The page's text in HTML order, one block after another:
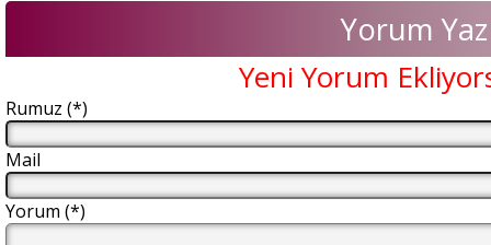
Yorum Yaz
Yeni Yorum
Rumuz (*)
Mail
Yorum (*)